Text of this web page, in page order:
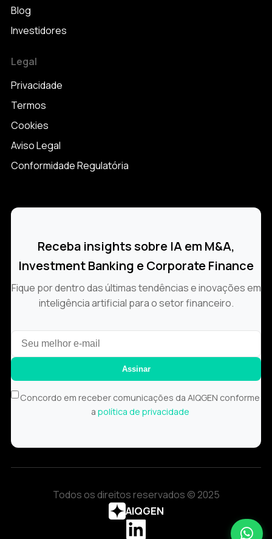
Blog
Investidores
Legal
Privacidade
Termos
Cookies
Aviso Legal
Conformidade Regulatória
Receba insights sobre IA em M&A,
Investment Banking e Corporate Finance
Fique por dentro das últimas tendências e inovações em
inteligência artificial para o setor financeiro.
Assinar
Concordo em receber comunicações da AIQGEN conforme
a política de privacidade
Todos os direitos reservados © 2025
AIQGEN